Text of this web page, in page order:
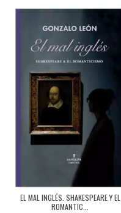
EL MAL INGLÉS. SHAKESPEARE Y EL
ROMANTIC...